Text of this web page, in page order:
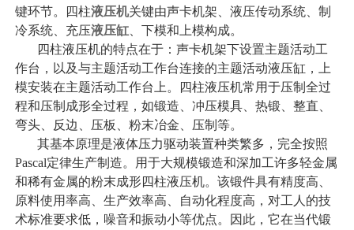
键环节。四柱液压机关键由声卡机架、液压传动系统、制
冷系统、充压液压缸 、下模和上模构成。
四柱液压机的特点在于：声卡机架下设置主题活动工
作台，以及与主题活动工作台连接的主题活动液压缸，上
模安装在主题活动工作台上。四柱液压机常用于压制全过
程和压制成形全过程，如锻造、冲压模具、热锻、整直、
弯头、反边、压板、粉末冶金、压制等。
其基本原理是液体压力驱动装置种类繁多，完全按照
Pascal定律生产制造。用于大规模锻造和深加工许多轻金属
和稀有金属的粉末成形四柱液压机。该锻件具有精度高、
原料使用率高、生产效率高、自动化程度高，对工人的技
术标准要求低，噪音和振动小等优点。因此，它在当代锻